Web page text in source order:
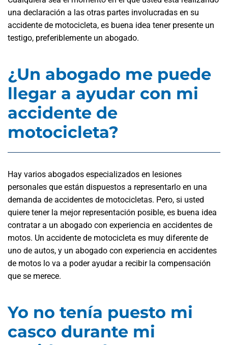
una declaración a las otras partes involucradas en su
accidente de motocicleta, es buena idea tener presente un
testigo, preferiblemente un abogado.
¿Un abogado me puede
llegar a ayudar con mi
accidente de
motocicleta?
Hay varios abogados especializados en lesiones
personales que están dispuestos a representarlo en una
demanda de accidentes de motocicletas. Pero, si usted
quiere tener la mejor representación posible, es buena idea
contratar a un abogado con experiencia en accidentes de
motos. Un accidente de motocicleta es muy diferente de
uno de autos, y un abogado con experiencia en accidentes
de motos lo va a poder ayudar a recibir la compensación
que se merece.
Yo no tenía puesto mi
casco durante mi